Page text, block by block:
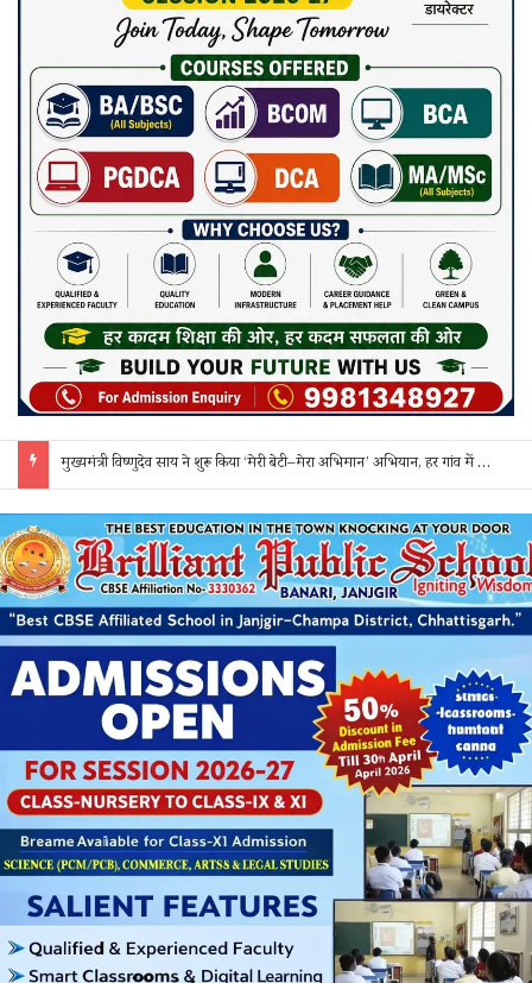
मुख्यमंत्री विष्णुदेव साय ने शुरू किया ‘मेरी बेटी–मेरा अभिमान’ अभियान, हर गांव में मुक्तिधाम और हर स्कूल में बालिका शौचालय